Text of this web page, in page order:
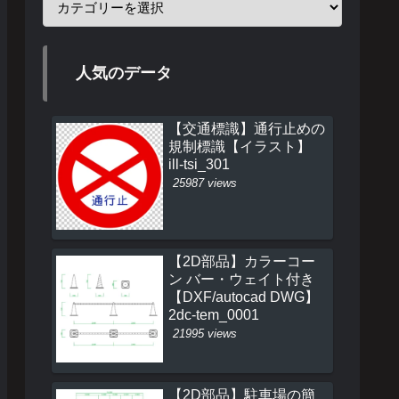
人気のデータ
【交通標識】通行止めの
規制標識【イラスト】
ill-tsi_301
25987 views
【2D部品】カラーコー
ン バー・ウェイト付き
【DXF/autocad DWG】
2dc-tem_0001
21995 views
【2D部品】駐車場の簡